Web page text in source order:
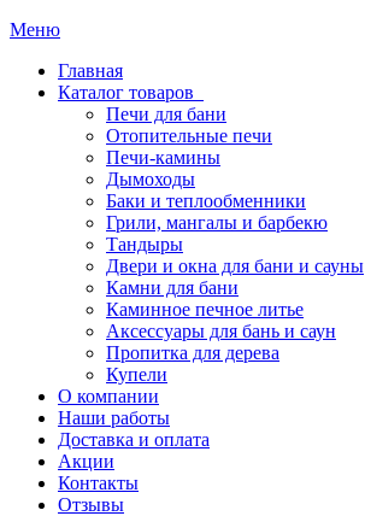
Меню
Главная
Каталог товаров
Печи для бани
Отопительные печи
Печи-камины
Дымоходы
Баки и теплообменники
Грили, мангалы и барбекю
Тандыры
Двери и окна для бани и сауны
Камни для бани
Каминное печное литье
Аксессуары для бань и саун
Пропитка для дерева
Купели
О компании
Наши работы
Доставка и оплата
Акции
Контакты
Отзывы